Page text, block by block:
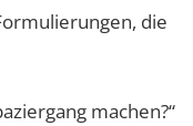
die
machen?“